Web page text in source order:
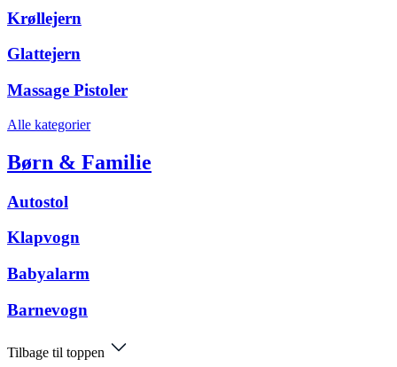
Krøllejern
Glattejern
Massage Pistoler
Alle kategorier
Børn & Familie
Autostol
Klapvogn
Babyalarm
Barnevogn
Tilbage til toppen